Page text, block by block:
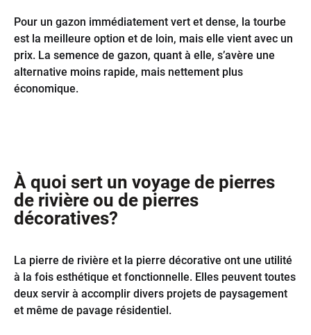
Pour un gazon immédiatement vert et dense, la tourbe
est la meilleure option et de loin, mais elle vient avec un
prix. La semence de gazon, quant à elle, s’avère une
alternative moins rapide, mais nettement plus
économique.
À quoi sert un voyage de pierres
de rivière ou de pierres
décoratives?
La pierre de rivière et la pierre décorative ont une utilité
à la fois esthétique et fonctionnelle. Elles peuvent toutes
deux servir à accomplir divers projets de paysagement
et même de pavage résidentiel.